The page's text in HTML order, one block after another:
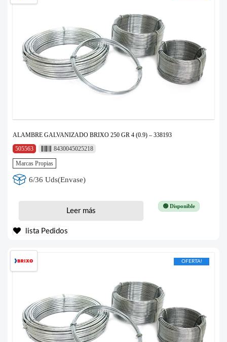
ALAMBRE GALVANIZADO BRIXO 250 GR 4 (0.9) – 338193
505563
8430045025218
Marcas Propias
6/36 Uds(Envase)
🟢 Disponible
Leer más
lista Pedidos
OFERTA!